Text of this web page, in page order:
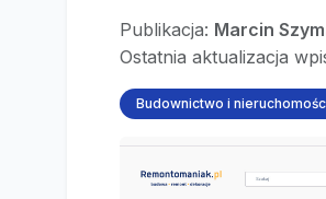
Publikacja: Marcin
Ostatnia aktualizacja
Budownictwo i